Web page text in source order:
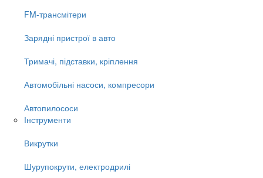
FM-трансмітери
Зарядні пристрої в авто
Тримачі, підставки, кріплення
Автомобільні насоси, компресори
Автопилососи
Інструменти
Викрутки
Шурупокрути, електродрилі